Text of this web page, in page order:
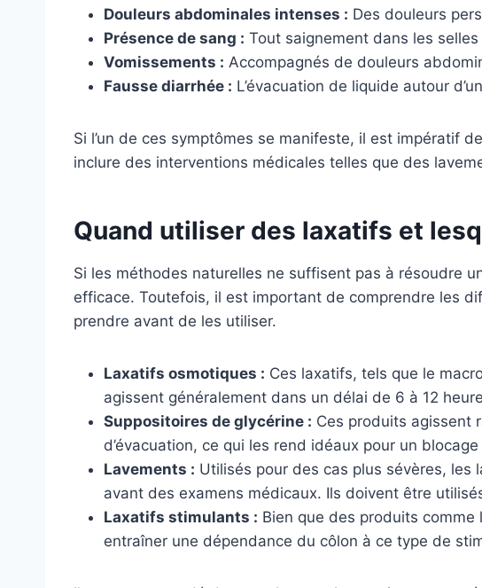
Douleurs abdominales intenses : Des douleurs
Présence de sang : Tout saignement dans les
Vomissements : Accompagnés de douleurs
Fausse diarrhée : L’évacuation de liquide autour
Si l’un de ces symptômes se manifeste, il est impératif
inclure des interventions médicales telles que des
Quand utiliser des laxatifs et
Si les méthodes naturelles ne suffisent pas à résoudre
efficace. Toutefois, il est important de comprendre les
prendre avant de les utiliser.
Laxatifs osmotiques : Ces laxatifs, tels que le
agissent généralement dans un délai de 6 à 12
Suppositoires de glycérine : Ces produits agissent
d’évacuation, ce qui les rend idéaux pour un
Lavements : Utilisés pour des cas plus sévères,
avant des examens médicaux. Ils doivent être
Laxatifs stimulants : Bien que des produits
entraîner une dépendance du côlon à ce type de